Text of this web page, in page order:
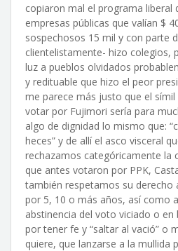
copiaron mal el programa liberal
empresas públicas que valían $
sospechosos 15 mil y con parte
clientelistamente- hizo colegios,
luz a pueblos olvidados
y redituable que hizo el peor
me parece más justo que el símil
votar por Fujimori sería para
algo de dignidad lo mismo que:
heces” y de allí el asco visceral
rechazamos categóricamente la
que antes votaron por PPK,
también respetamos su derecho
por 5, 10 o más años, así como
abstinencia del voto viciado o
por tener fe y “saltar al vació” o
quiere, que lanzarse a la mullida